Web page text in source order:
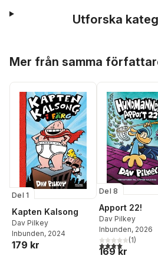
Utforska
Mer från samma
Del 1
Kapten Kalsong
Dav Pilkey
Inbunden, 2024
179 kr
Del 8
Apport 22!
Dav Pilkey
Inbunden, 2026
4,0utav 5(1)
169 kr